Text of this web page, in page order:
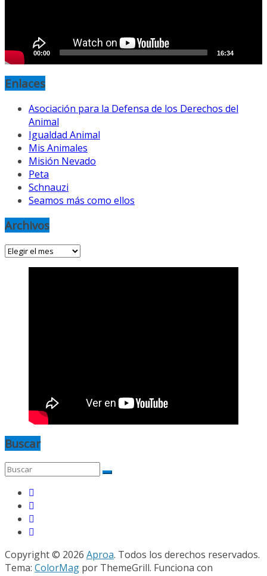
00:00 16:34
Enlaces
Asociación para la Defensa de los Derechos del
Animal
Igualdad Animal
Mis Animales
Misión Nevado
Peta
Schnauzi
Seamos más como ellos
Archivos
Archivos
Buscar
Copyright © 2026 Aproa. Todos los derechos reservados.
Tema: ColorMag por ThemeGrill. Funciona con